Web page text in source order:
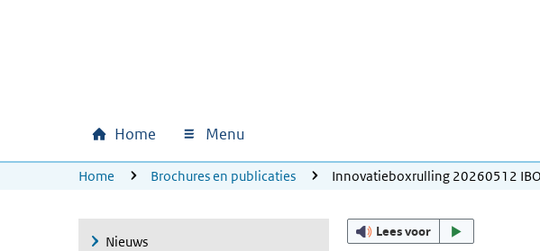
Hoofdnavigatie
Home Menu
U bevindt zich hier:
Home Brochures en publicaties Innovatieboxrulling 20260512
Nieuws
Lees voor